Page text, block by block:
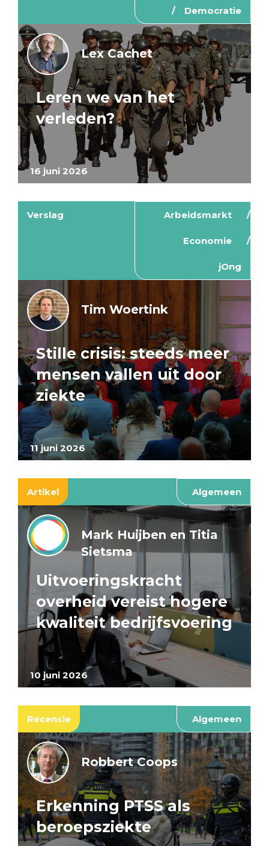
Democratie
16 juni 2026
Lex Cachet
Leren we van het
verleden?
Verslag Arbeidsmarkt
Economie
jOng
11 juni 2026
Tim Woertink
Stille crisis: steeds meer
mensen vallen uit door
ziekte
Artikel Algemeen
10 juni 2026
Mark Huijben en Titia
Sietsma
Uitvoeringskracht
overheid vereist hogere
kwaliteit bedrijfsvoering
Recensie Algemeen
Robbert Coops
Erkenning PTSS als
beroepsziekte